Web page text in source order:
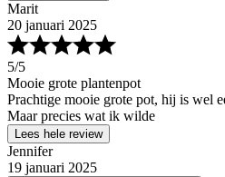
Marit
20 januari 2025
5/5
Mooie grote plantenpot
Prachtige mooie grote pot, hij is wel
Maar precies wat ik wilde
Lees hele review
Jennifer
19 januari 2025